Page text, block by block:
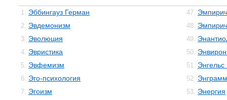
1. Эббингауз Герман
2. Эвдемонизм
3. Эволюция
4. Эвристика
5. Эвфемизм
6. Эго-психология
7. Эгоизм
47.
48.
49.
50.
51.
52.
53. Энергия